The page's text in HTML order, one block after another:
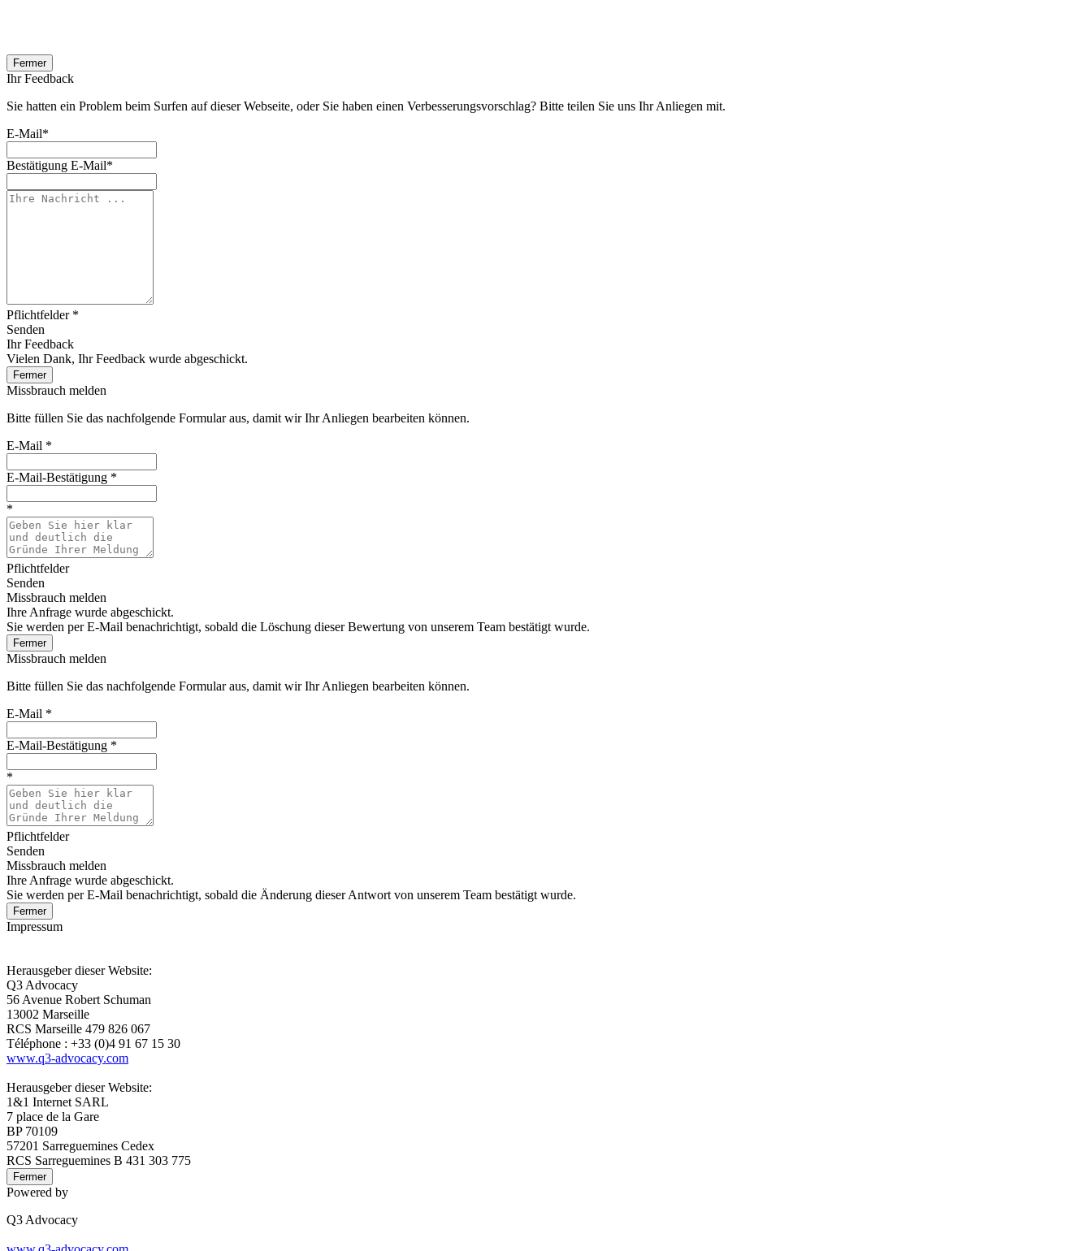
Fermer
Ihr Feedback
Sie hatten ein Problem beim Surfen auf dieser Webseite, oder Sie haben einen Verbesserungsvorschlag? Bitte teilen Sie uns Ihr Anliegen mit.
E-Mail*
Bestätigung E-Mail*
Pflichtfelder *
Senden
Ihr Feedback
Vielen Dank, Ihr Feedback wurde abgeschickt.
Fermer
Missbrauch melden
Bitte füllen Sie das nachfolgende Formular aus, damit wir Ihr Anliegen bearbeiten können.
E-Mail *
E-Mail-Bestätigung *
*
Pflichtfelder
Senden
Missbrauch melden
Ihre Anfrage wurde abgeschickt.
Sie werden per E-Mail benachrichtigt, sobald die Löschung dieser Bewertung von unserem Team bestätigt wurde.
Fermer
Missbrauch melden
Bitte füllen Sie das nachfolgende Formular aus, damit wir Ihr Anliegen bearbeiten können.
E-Mail *
E-Mail-Bestätigung *
*
Pflichtfelder
Senden
Missbrauch melden
Ihre Anfrage wurde abgeschickt.
Sie werden per E-Mail benachrichtigt, sobald die Änderung dieser Antwort von unserem Team bestätigt wurde.
Fermer
Impressum
Herausgeber dieser Website:
Q3 Advocacy
56 Avenue Robert Schuman
13002 Marseille
RCS Marseille 479 826 067
Téléphone : +33 (0)4 91 67 15 30
www.q3-advocacy.com
Herausgeber dieser Website:
1&1 Internet SARL
7 place de la Gare
BP 70109
57201 Sarreguemines Cedex
RCS Sarreguemines B 431 303 775
Fermer
Powered by
Q3 Advocacy